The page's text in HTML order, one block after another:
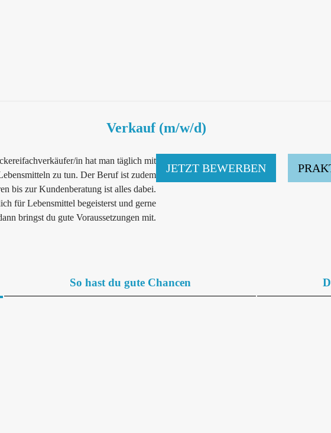
Verkauf (m/w/d)
in hat man täglich mit
zu tun. Der Beruf ist zudem
bis zur Kundenberatung ist alles dabei.
für Lebensmittel begeisterst und gerne
bringst du gute Voraussetzungen mit.
JETZT BEWERBEN
So hast du gute Chancen